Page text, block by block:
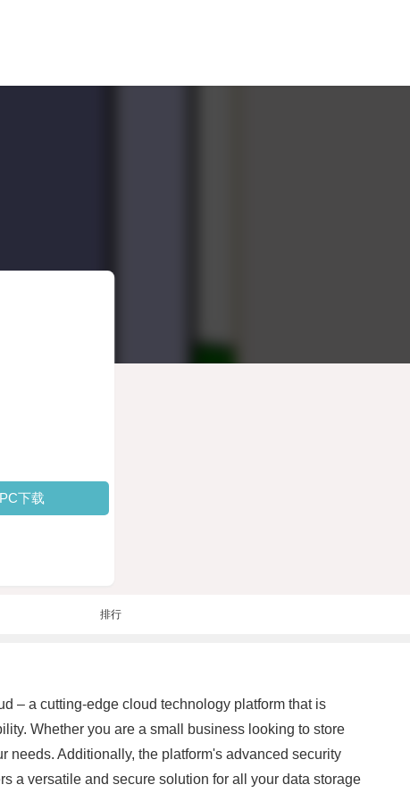
PC下载
排行
– a cutting-edge cloud technology platform that is
Whether you are a small business looking to store
needs. Additionally, the platform's advanced security
a versatile and secure solution for all your data storage